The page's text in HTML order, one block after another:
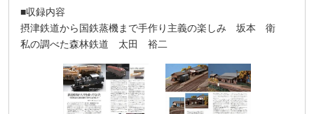
■収録内容
摂津鉄道から国鉄蒸機まで手作り主義の楽しみ 坂本 衛
私の調べた森林鉄道 太田 裕二